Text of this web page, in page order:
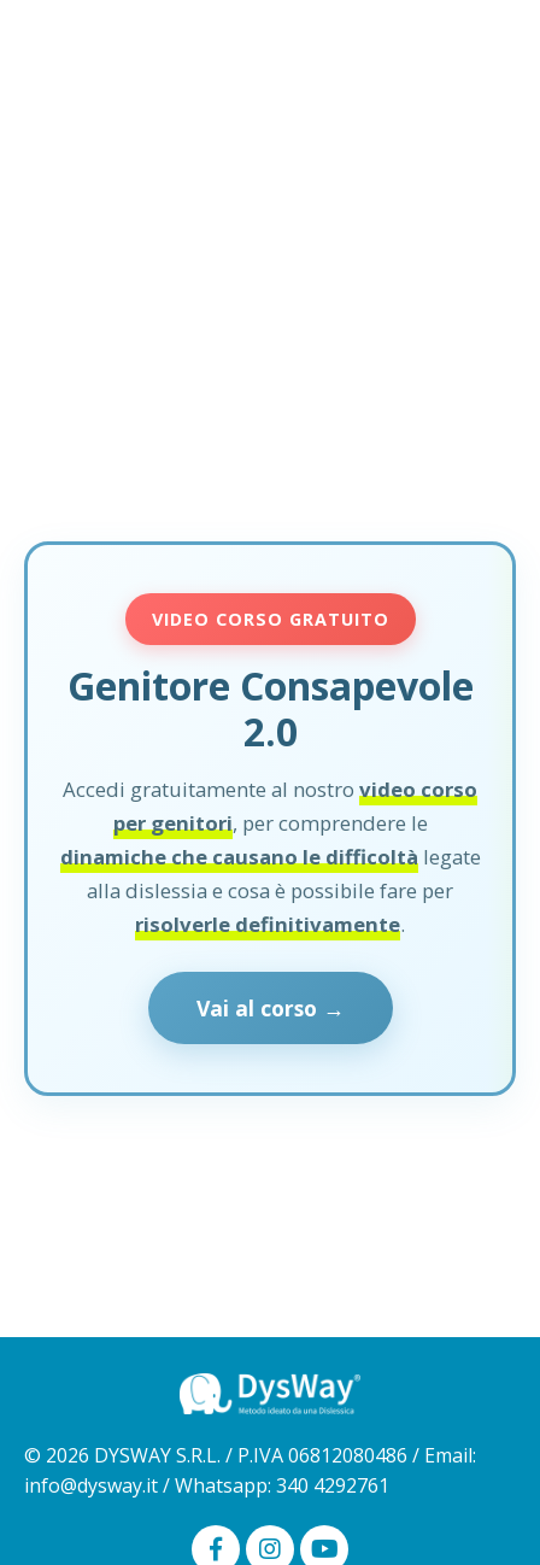
VIDEO CORSO GRATUITO
Genitore Consapevole
2.0
Accedi gratuitamente al nostro video corso
per genitori, per comprendere le
dinamiche che causano le difficoltàlegate
alla dislessia e cosa è possibile fare per
risolverle definitivamente.
Vai al corso →
© 2026 DYSWAY S.R.L. / P.IVA 06812080486 / Email:
info@dysway.it/ Whatsapp: 340 4292761